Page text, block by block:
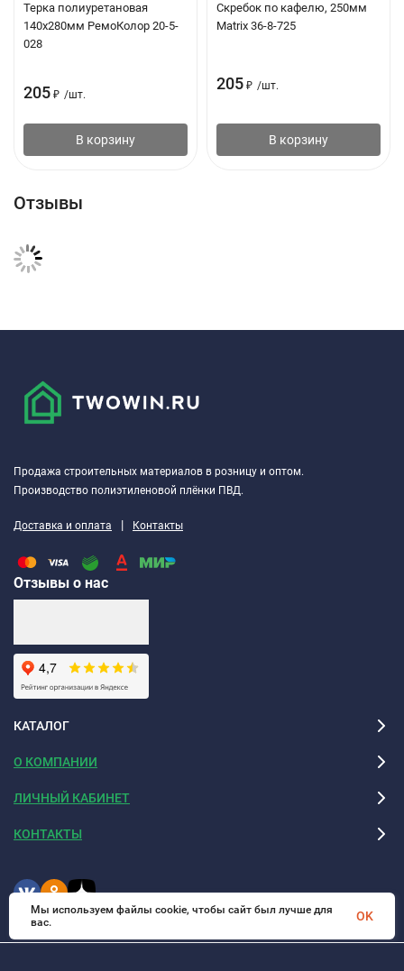
Терка полиуретановая
140х280мм РемоКолор 20-5-
028
205 ₽ /шт.
В корзину
Скребок по кафелю, 250мм
Matrix 36-8-725
205 ₽ /шт.
В корзину
Отзывы
Продажа строительных материалов в розницу и оптом.
Производство полиэтиленовой плёнки ПВД.
Доставка и оплата | Контакты
Отзывы о нас
КАТАЛОГ
О КОМПАНИИ
ЛИЧНЫЙ КАБИНЕТ
КОНТАКТЫ
Мы используем файлы cookie, чтобы сайт был лучше для
вас.
OK